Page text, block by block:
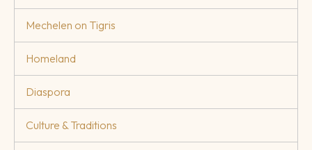
Mechelen on Tigris
Homeland
Diaspora
Culture & Traditions